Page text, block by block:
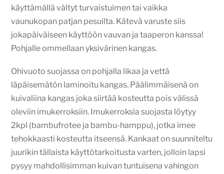
käyttämällä vältyt turvaistuimen tai vaikka
vaunukopan patjan pesuilta. Kätevä varuste siis
jokapäiväiseen käyttöön vauvan ja taaperon kanssa!
Pohjalle ommellaan yksivärinen kangas.
Ohivuoto suojassa on pohjalla likaa ja vettä
läpäisemätön laminoitu kangas. Päälimmäisenä on
kuivaliina kangas joka siirtää kosteutta pois välissä
oleviin imukerroksiin. Imukerroksia suojasta löytyy
2kpl (bambufrotee ja bambu-hamppu), jotka imee
tehokkaasti kosteutta itseensä. Kankaat on suunniteltu
juurikin tällaista käyttötarkoitusta varten, jolloin lapsi
pysyy mahdollisimman kuivan tuntuisena vahingon